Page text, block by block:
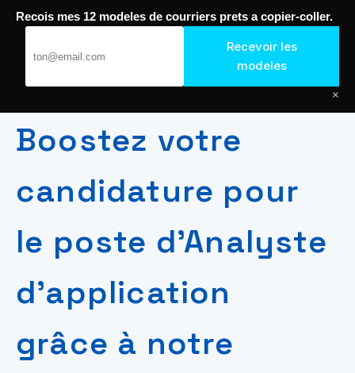
Please clickhereif you are not redirected within a few
Passer
au
Journal de Geek — Décroche le Job
Boostez votre
candidature pour
le poste d’Analyste
d’application
grâce à notre
Recois mes 12 modeles de courriers prets a copier-coller.
Recevoir les
modeles
×